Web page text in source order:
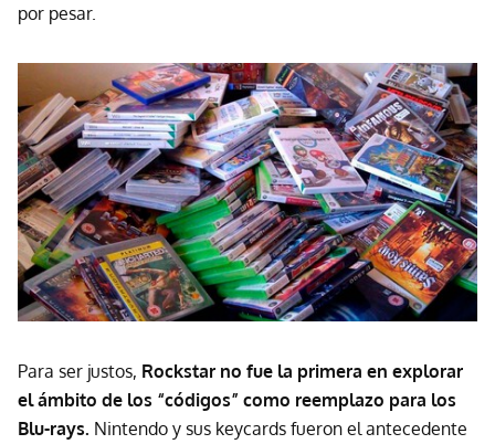
por pesar.
Para ser justos, Rockstar no fue la primera en explorar
el ámbito de los “códigos” como reemplazo para los
Blu-rays. Nintendo y sus keycards fueron el antecedente